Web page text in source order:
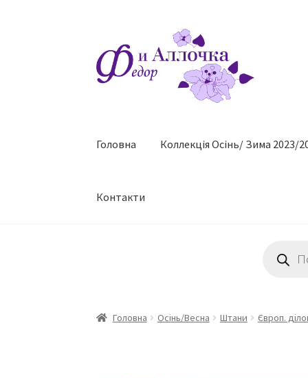
до
навігації
до
контенту
Головна Коллекцiя Осінь/ Зима 2023/
Контакти
товарів
Головна Осінь/Весна Штани Європ.